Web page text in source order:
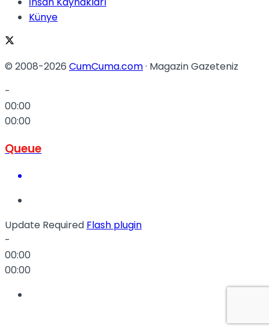
Künye
© 2008-2026 CumCuma.com· Magazin Gazeteniz
-
00:00
00:00
Queue
Update Required Flash plugin
-
00:00
00:00